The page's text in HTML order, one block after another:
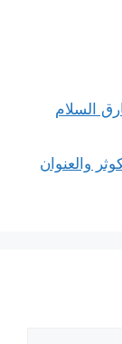
السلام
والعنوان